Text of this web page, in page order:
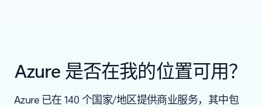
Azure 是否在我的位置可用？
Azure 已在 140 个国家/地区提供商业服务，其中包